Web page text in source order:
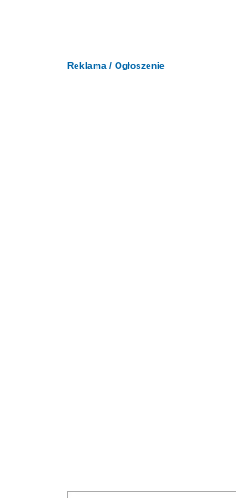
Reklama / Ogłoszenie